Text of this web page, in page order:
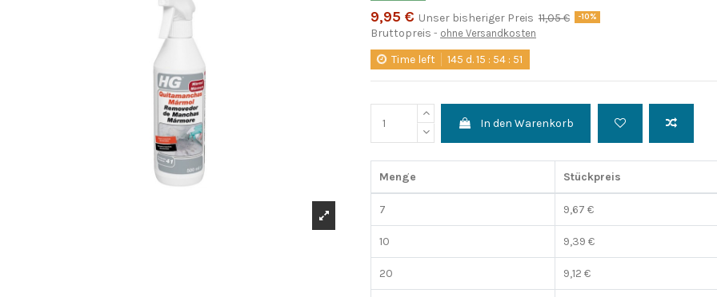
9,95 € Unser bisheriger Preis 11,05 € -10%
Bruttopreis ohne Versandkosten
Time left 145 d.15 : 54 : 50
In den Warenkorb
Menge Stückpreis
7 9,67 €
10 9,39 €
20 9,12 €